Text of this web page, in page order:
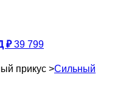
₽ 39 799
прикус >Сильный